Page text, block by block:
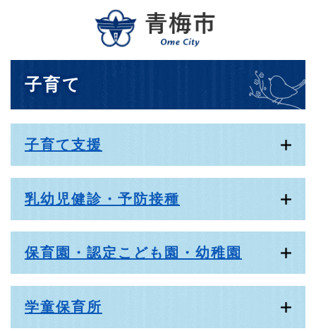
メニューを飛ばして本文へ
子育て
子育て支援
乳幼児健診・予防接種
保育園・認定こども園・幼稚園
学童保育所